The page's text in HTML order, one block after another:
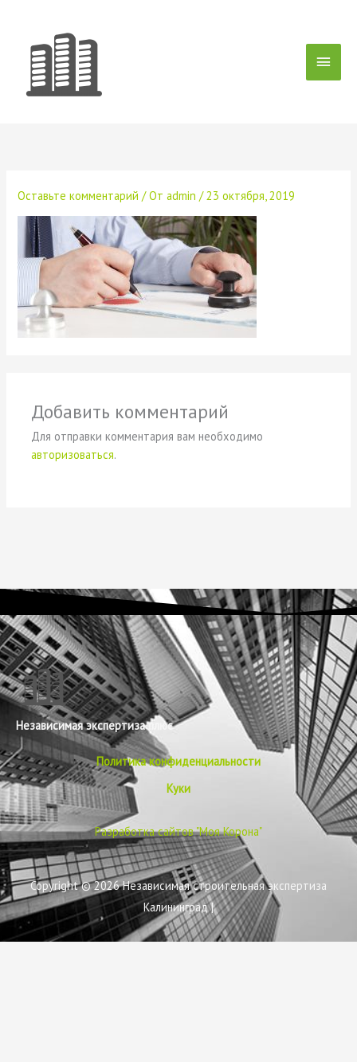
содержимому
Оставьте комментарий / Отadmin/23 октября, 2019
Добавить комментарий
Для отправки комментария вам необходимо
авторизоваться.
Независимая экспертиза плюс
Политика конфиденциальности
Куки
Разработка сайтов "Моя Корона"
Copyright © 2026Независимая строительная экспертиза
Калининград|